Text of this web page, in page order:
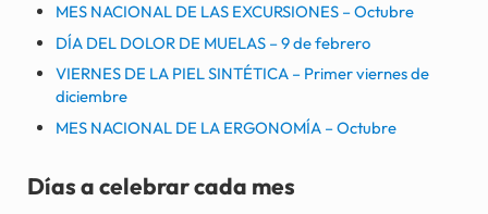
MES NACIONAL DE LAS EXCURSIONES – Octubre
DÍA DEL DOLOR DE MUELAS – 9 de febrero
VIERNES DE LA PIEL SINTÉTICA – Primer viernes de
diciembre
MES NACIONAL DE LA ERGONOMÍA – Octubre
Días a celebrar cada mes